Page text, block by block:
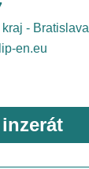
- Bratislava
en.eu